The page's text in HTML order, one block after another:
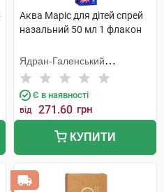
Аква Маріс для дітей спрей
назальний 50 мл 1 флакон
Ядран-Галенський
Лабораторій
Є в наявності
від 271.60 грн
КУПИТИ